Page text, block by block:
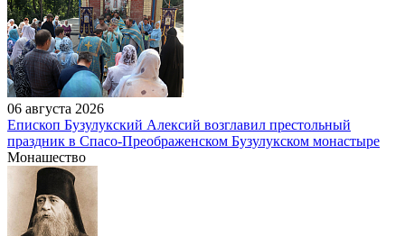
06 августа 2026
Епископ Бузулукский Алексий возглавил престольный
праздник в Спасо-Преображенском Бузулукском монастыре
Монашество